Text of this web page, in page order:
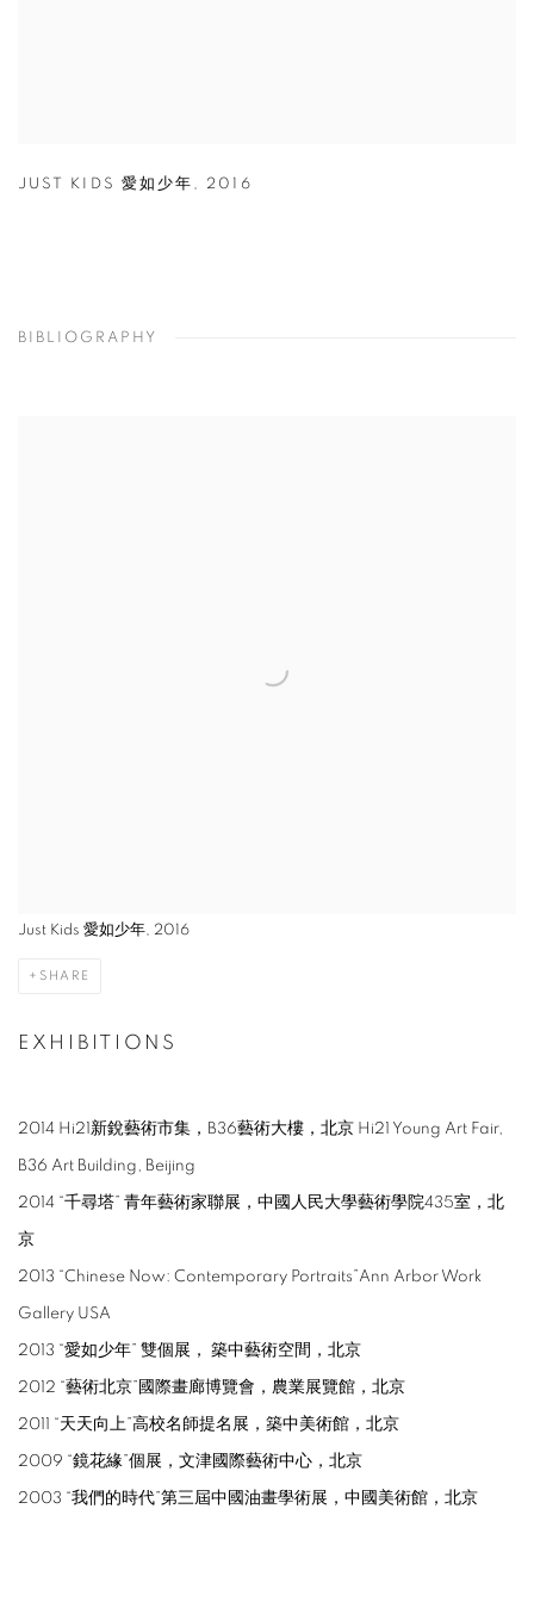
JUST KIDS 愛如少年 , 2016
BIBLIOGRAPHY
Just Kids 愛如少年, 2016
SHARE
EXHIBITIONS
2014 Hi21新銳藝術市集，B36藝術大樓，北京 Hi21 Young Art Fair,
B36 Art Building, Beijing
2014 “千尋塔” 青年藝術家聯展，中國人民大學藝術學院435室，北
京
2013 “Chinese Now: Contemporary Portraits”Ann Arbor Work
Gallery USA
2013 “愛如少年” 雙個展， 築中藝術空間，北京
2012 “藝術北京”國際畫廊博覽會，農業展覽館，北京
2011 “天天向上”高校名師提名展，築中美術館，北京
2009 “鏡花緣”個展，文津國際藝術中心，北京
2003 “我們的時代”第三屆中國油畫學術展，中國美術館，北京